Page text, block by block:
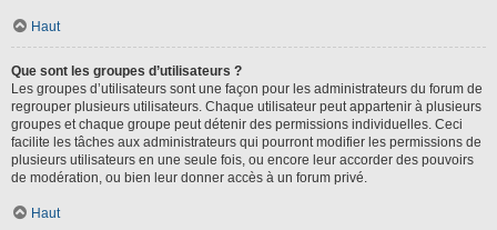
Haut
Que sont les groupes d’utilisateurs ?
Les groupes d’utilisateurs sont une façon pour les administrateurs du forum de
regrouper plusieurs utilisateurs. Chaque utilisateur peut appartenir à plusieurs
groupes et chaque groupe peut détenir des permissions individuelles. Ceci
facilite les tâches aux administrateurs qui pourront modifier les permissions de
plusieurs utilisateurs en une seule fois, ou encore leur accorder des pouvoirs
de modération, ou bien leur donner accès à un forum privé.
Haut